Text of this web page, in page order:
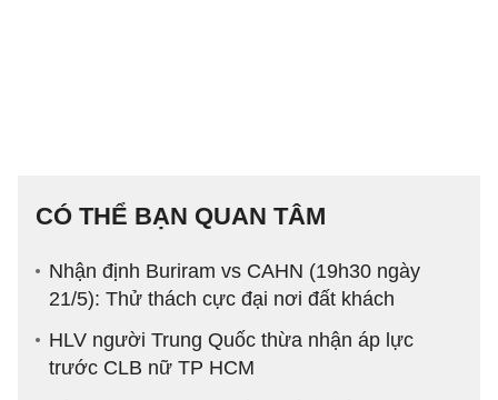
CÓ THỂ BẠN QUAN TÂM
Nhận định Buriram vs CAHN (19h30 ngày
21/5): Thử thách cực đại nơi đất khách
HLV người Trung Quốc thừa nhận áp lực
trước CLB nữ TP HCM